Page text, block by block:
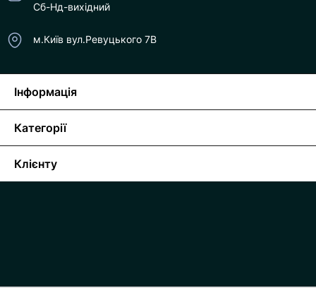
Сб-Нд-вихідний
м.Київ вул.Ревуцького 7В
Інформація
Категорії
Клієнту